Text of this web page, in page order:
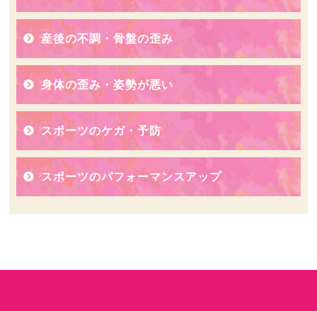
産後の不調・骨盤の歪み
身体の歪み・姿勢が悪い
スポーツのケガ・予防
スポーツのパフォーマンスアップ